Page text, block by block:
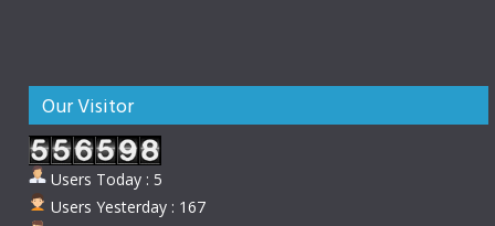
Our Visitor
Users Today : 5
Users Yesterday : 167